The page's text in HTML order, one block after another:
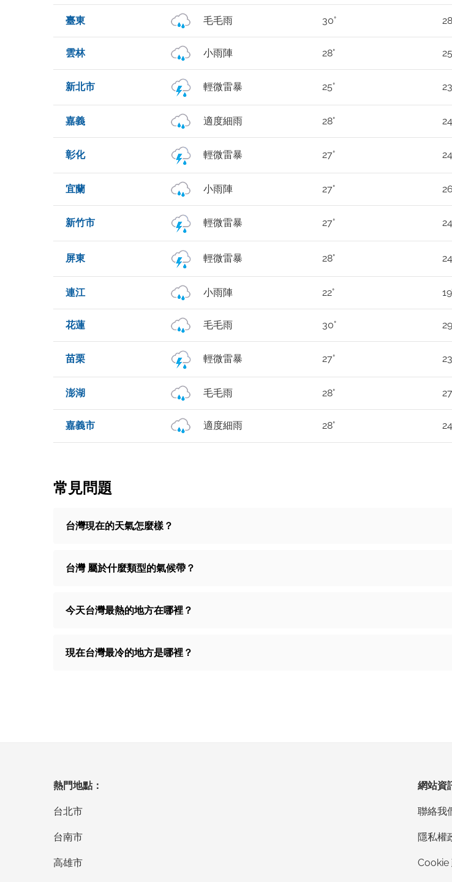
臺東 毛毛雨 30°
雲林 小雨陣 28°
新北市 輕微雷暴 25°
嘉義 適度細雨 28°
彰化 輕微雷暴 27°
宜蘭 小雨陣 27°
新竹市 輕微雷暴 27°
屏東 輕微雷暴 28°
連江 小雨陣 22°
花蓮 毛毛雨 30°
苗栗 輕微雷暴 27°
澎湖 毛毛雨 28°
嘉義市 適度細雨 28°
常見問題
台灣現在的天氣怎麼樣？
台灣 屬於什麼類型的氣候帶？
今天台灣最熱的地方在哪裡？
現在台灣最冷的地方是哪裡？
熱門地點：
台北市
台南市
高雄市
網站資
聯絡我
隱私權
Cookie